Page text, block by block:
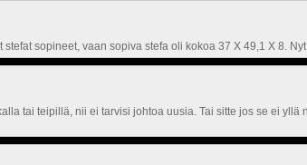
sopineet, vaan sopiva stefa oli kokoa 37 X 49,1 X 8.
tai teipillä, nii ei tarvisi johtoa uusia. Tai sitte jos se ei